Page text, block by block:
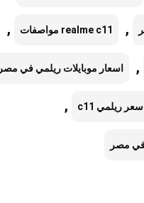
, realme c11 مواصفات ,
, اسعار موبايلات ريلمي في مصر
سعر ريلمي c11 ,